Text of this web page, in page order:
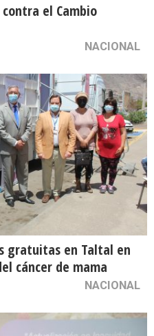
el Cambio
NACIONAL
gratuitas en Taltal en
cáncer de mama
NACIONAL